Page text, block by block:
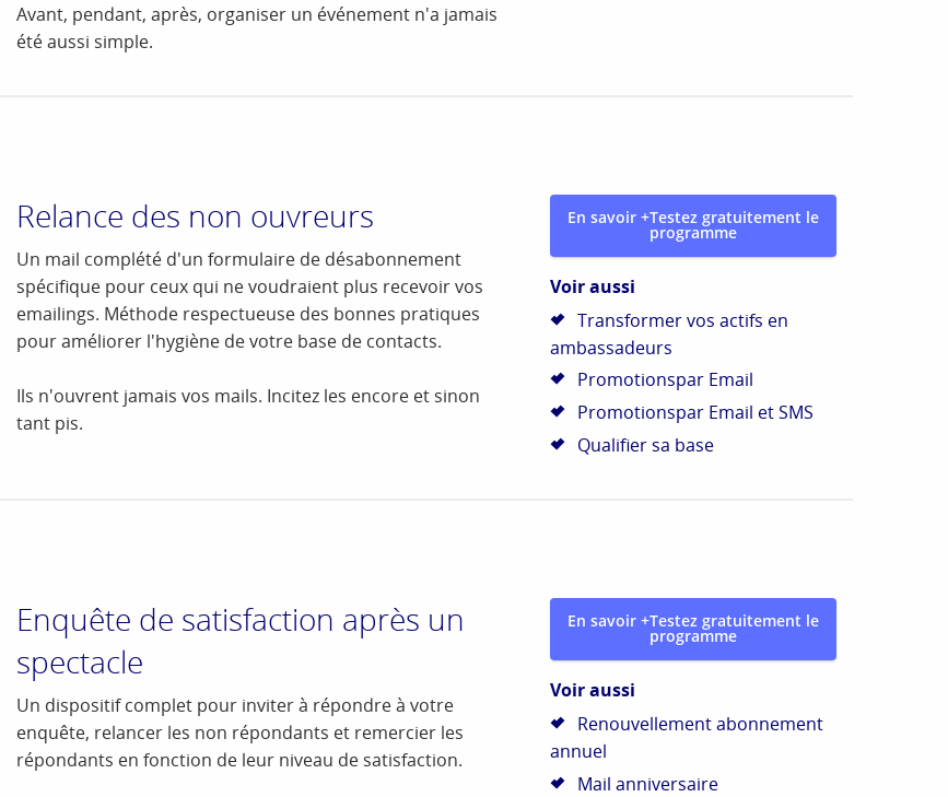
Avant, pendant, après, organiser un événement n'a jamais
été aussi simple.
Relance des non ouvreurs
Un mail complété d'un formulaire de désabonnement
spécifique pour ceux qui ne voudraient plus recevoir vos
emailings. Méthode respectueuse des bonnes pratiques
pour améliorer l'hygiène de votre base de contacts.
Ils n'ouvrent jamais vos mails. Incitez les encore et sinon
tant pis.
En savoir +Testez gratuitement le
programme
Voir aussi
Transformer vos actifs en
ambassadeurs
Promotionspar Email
Promotionspar Email et SMS
Qualifier sa base
Enquête de satisfaction après un
spectacle
Un dispositif complet pour inviter à répondre à votre
enquête, relancer les non répondants et remercier les
répondants en fonction de leur niveau de satisfaction.
En savoir +Testez gratuitement le
programme
Voir aussi
Renouvellement abonnement
annuel
Mail anniversaire